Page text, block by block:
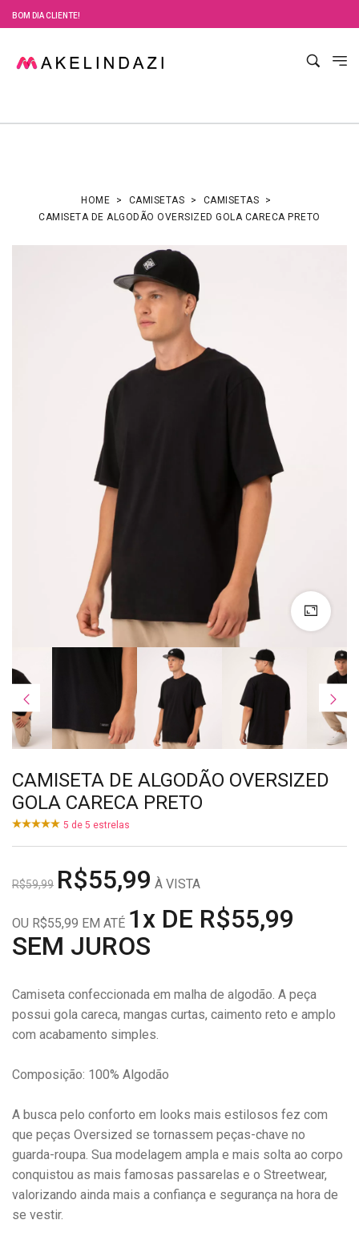
BOM DIA CLIENTE!
HOME CAMISETAS
CAMISETAS
CAMISETA DE ALGODÃO OVERSIZED GOLA CARECA PRETO
CAMISETA DE ALGODÃO OVERSIZED
GOLA CARECA PRETO
5 de 5 estrelas
R$59,99 R$55,99 À VISTA
OU R$55,99 EM ATÉ 1x DE R$55,99
SEM JUROS
Camiseta confeccionada em malha de algodão. A peça
possui gola careca, mangas curtas, caimento reto e amplo
com acabamento simples.
Composição: 100% Algodão
A busca pelo conforto em looks mais estilosos fez com
que peças Oversized se tornassem peças-chave no
guarda-roupa. Sua modelagem ampla e mais solta ao corpo
conquistou as mais famosas passarelas e o Streetwear,
valorizando ainda mais a confiança e segurança na hora de
se vestir.